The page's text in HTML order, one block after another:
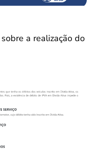
a realização do